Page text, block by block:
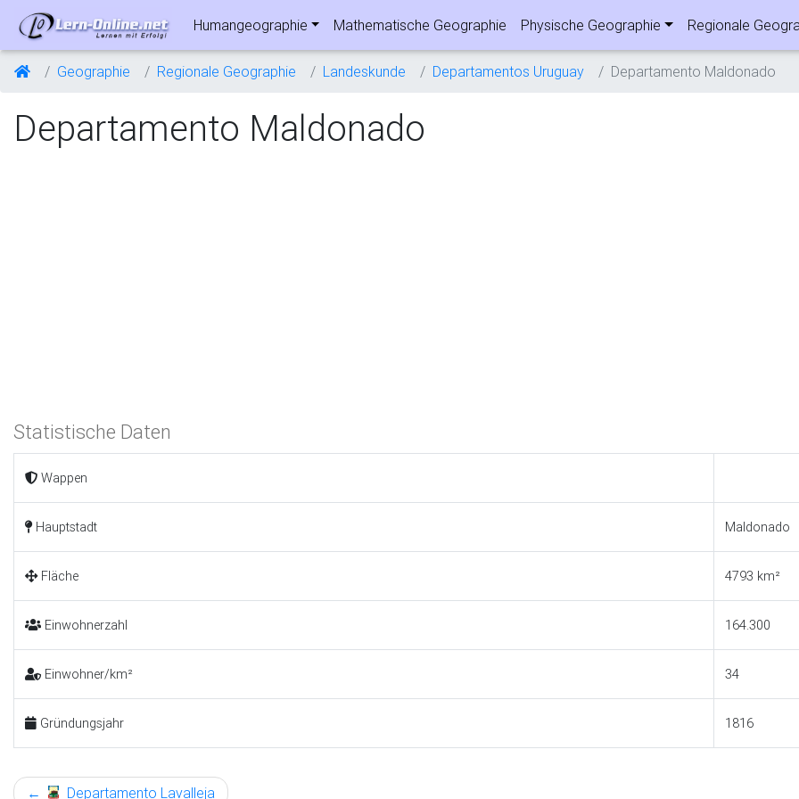
Humangeographie Mathematische Geographie Physische Geographie Regionale
Geographie Regionale Geographie Landeskunde Departamentos Uruguay Departamento Maldonado
Departamento Maldonado
Statistische Daten
Wappen
Hauptstadt Maldonado
Fläche 4793 km²
Einwohnerzahl 164.300
Einwohner/km² 34
Gründungsjahr 1816
← Departamento Lavalleja